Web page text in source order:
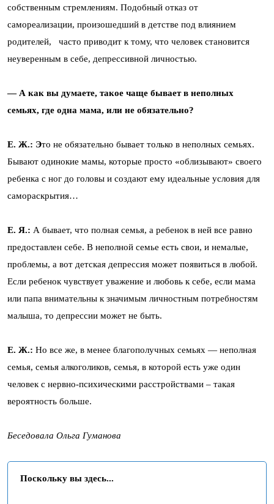
собственным стремлениям. Подобный отказ от
самореализации, произошедший в детстве под влиянием
родителей, часто приводит к тому, что человек становится
неуверенным в себе, депрессивной личностью.
— А как вы думаете, такое чаще бывает в неполных
семьях, где одна мама, или не обязательно?
Е. Ж.: Это не обязательно бывает только в неполных семьях.
Бывают одинокие мамы, которые просто «облизывают» своего
ребенка с ног до головы и создают ему идеальные условия для
самораскрытия…
Е. Я.: А бывает, что полная семья, а ребенок в ней все равно
предоставлен себе. В неполной семье есть свои, и немалые,
проблемы, а вот детская депрессия может появиться в любой.
Если ребенок чувствует уважение и любовь к себе, если мама
или папа внимательны к значимым личностным потребностям
малыша, то депрессии может не быть.
Е. Ж.: Но все же, в менее благополучных семьях — неполная
семья, семья алкоголиков, семья, в которой есть уже один
человек с нервно-психическими расстройствами – такая
вероятность больше.
Беседовала Ольга Гуманова
Поскольку вы здесь...